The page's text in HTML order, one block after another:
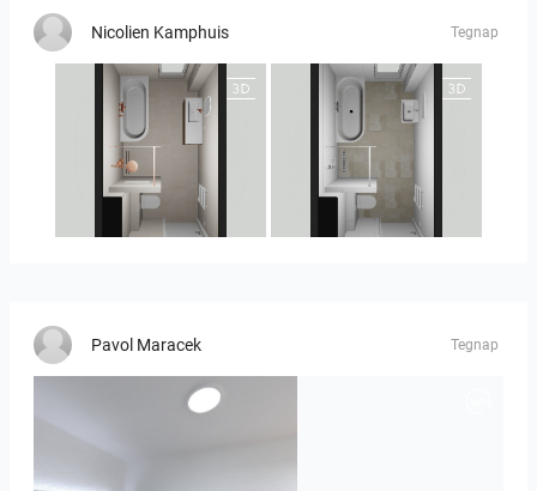
Nicolien Kamphuis Tegnap
25-5010 bnr. 90 25-5010 bnr 90
Pavol Maracek Tegnap